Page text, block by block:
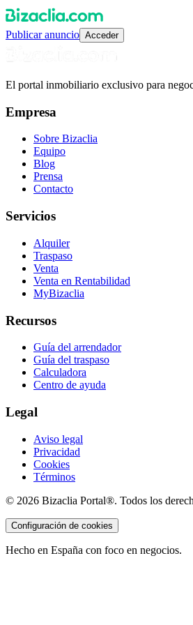
Publicar anuncio Acceder
El portal inmobiliario exclusivo para
Empresa
Sobre Bizaclia
Equipo
Blog
Prensa
Contacto
Servicios
Alquiler
Traspaso
Venta
Venta en Rentabilidad
MyBizaclia
Recursos
Guía del arrendador
Guía del traspaso
Calculadora
Centro de ayuda
Legal
Aviso legal
Privacidad
Cookies
Términos
© 2026 Bizaclia Portal®. Todos los
Configuración de cookies
Hecho en España con foco en negocios.